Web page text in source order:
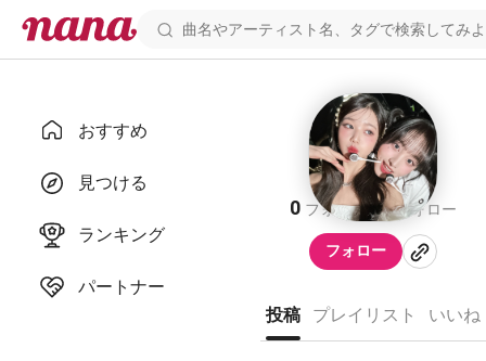
おすすめ
見つける
ランキング
パートナー
あ
0 フォロワー1 フォロー
フォロー
投稿 プレイリスト いいね